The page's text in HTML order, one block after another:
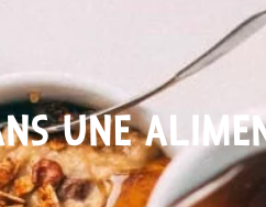
UNE